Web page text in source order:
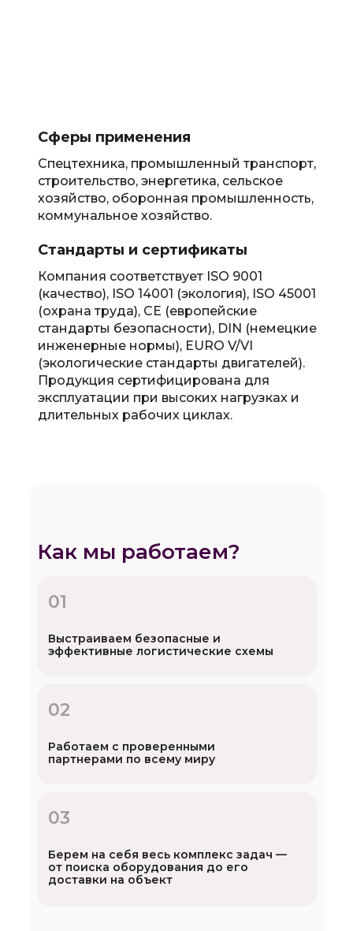
Спецтехника, промышленный транспорт,
строительство, энергетика, сельское
хозяйство, оборонная промышленность,
коммунальное хозяйство.
Сферы применения
Компания соответствует ISO 9001
(качество), ISO 14001 (экология), ISO 45001
(охрана труда), CE (европейские
стандарты безопасности), DIN (немецкие
инженерные нормы), EURO V/VI
(экологические стандарты двигателей).
Продукция сертифицирована для
эксплуатации при высоких нагрузках и
длительных рабочих циклах.
Стандарты и сертификаты
Как мы работаем?
01
Выстраиваем безопасные и
эффективные логистические схемы
02
Работаем с проверенными
партнерами по всему миру
03
Берем на себя весь комплекс задач —
от поиска оборудования до его
доставки на объект